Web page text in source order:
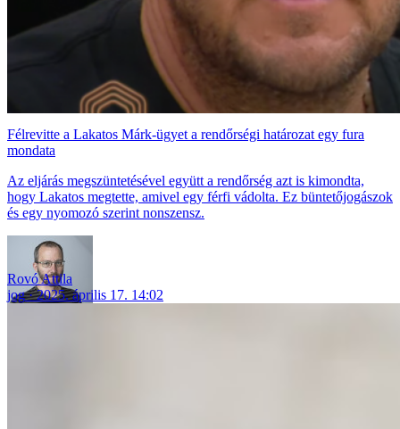
Félrevitte a Lakatos Márk-ügyet a rendőrségi határozat egy fura
mondata
Az eljárás megszüntetésével együtt a rendőrség azt is kimondta,
hogy Lakatos megtette, amivel egy férfi vádolta. Ez büntetőjogászok
és egy nyomozó szerint nonszensz.
Rovó Attila
jog
2025. április 17. 14:02